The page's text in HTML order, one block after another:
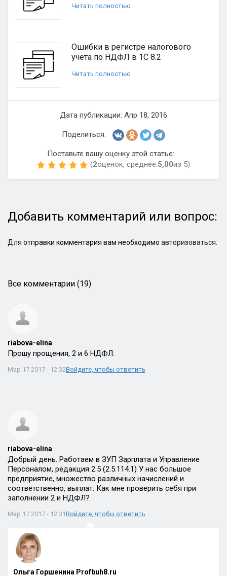
Читать полностью
Ошибки в регистре налогового
учета по НДФЛ в 1С 8.2
Читать полностью
Дата публикации: Апр 18, 2016
Поделиться:
Поставьте вашу оценку этой статье:
(2оценок, среднее:5,00из 5)
Добавить комментарий или вопрос:
Для отправки комментария вам необходимо авторизоваться.
Все комментарии (19)
riabova-elina
Прошу прощения, 2 и 6 НДФЛ.
Мар 17 2017 - 12:32Войдите, чтобы ответить
riabova-elina
Добрый день. Работаем в ЗУП Зарплата и Управление
Персоналом, редакция 2.5 (2.5.114.1) У нас большое
предприятие, множество различных начислений и
соответственно, выплат. Как мне проверить себя при
заполнении 2 и НДФЛ?
Мар 17 2017 - 12:31Войдите, чтобы ответить
Ольга Горшенина Profbuh8.ru